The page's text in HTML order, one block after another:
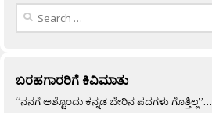
Search
ಬರಹಗಾರರಿಗೆ ಕಿವಿಮಾತು
“ನನಗೆ ಅಶ್ಟೊಂದು ಕನ್ನಡ ಬೇರಿನ ಪದಗಳು ಗೊತ್ತಿಲ್ಲ”…